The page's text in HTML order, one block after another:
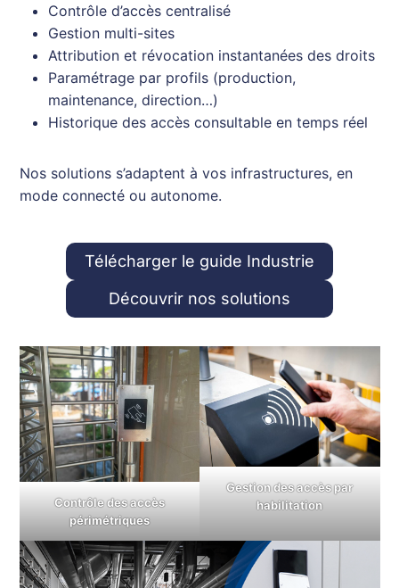
Contrôle d’accès centralisé
Gestion multi-sites
Attribution et révocation instantanées des droits
Paramétrage par profils (production,
maintenance, direction…)
Historique des accès consultable en temps réel
Nos solutions s’adaptent à vos infrastructures, en
mode connecté ou autonome.
Télécharger le guide Industrie
Découvrir nos solutions
Contrôle des accès
périmétriques
Gestion des accès par
habilitation